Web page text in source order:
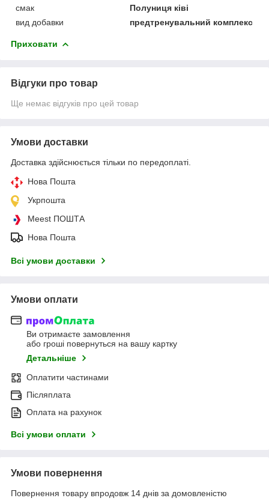
смак
Полуниця ківі
вид добавки
предтренувальний комплекс
Приховати
Відгуки про товар
Ще немає відгуків про цей товар
Умови доставки
Доставка здійснюється тільки по передоплаті.
Нова Пошта
Укрпошта
Meest ПОШТА
Нова Пошта
Всі умови доставки
Умови оплати
Ви отримаєте замовлення
або гроші повернуться на вашу картку
Детальніше
Оплатити частинами
Післяплата
Оплата на рахунок
Всі умови оплати
Умови повернення
Повернення товару впродовж 14 днів за домовленістю